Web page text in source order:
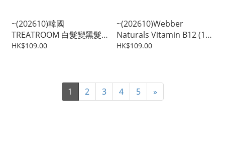
~(202610)韓國
TREATROOM 白髮變黑髮
洗髮水 1010ml
HK$109.00
~(202610)Webber
Naturals Vitamin B12 (1樽
100粒)
HK$109.00
1 2 3 4 5 »